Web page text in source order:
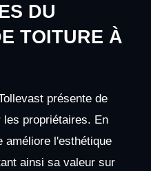
DU
TOITURE À
présente de
les propriétaires. En
améliore l'esthétique
ainsi sa valeur sur